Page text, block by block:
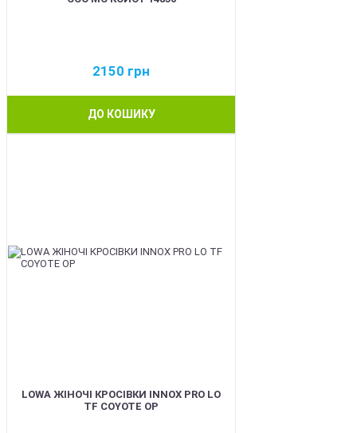
2150 грн
ДО КОШИКУ
LOWA ЖІНОЧІ КРОСІВКИ INNOX PRO LO
TF COYOTE OP